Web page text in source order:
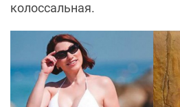
колоссальная.